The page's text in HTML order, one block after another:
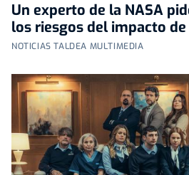
Un experto de la NASA
los riesgos del impacto
NOTICIAS TALDEA MULTIMEDIA